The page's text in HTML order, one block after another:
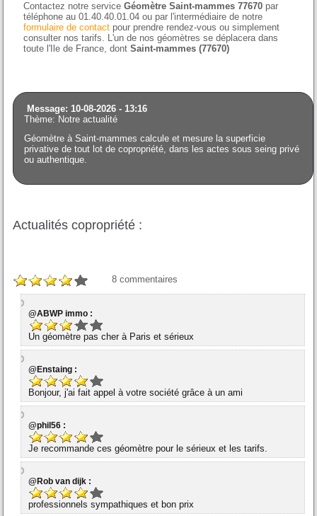
Contactez notre serviceGéomètre Saint-mammes 77670 par
téléphone au 01.40.40.01.04 ou par l'intermédiaire de notre
formulaire de contact pour prendre rendez-vous ou simplement
consulter nos tarifs. L'un de nos géomètres se déplacera dans
toute l'Ile de France, dontSaint-mammes (77670)
Message: 10-08-2026 - 13:16
Thème: Notre actualité
Géomètre à Saint-mammes calcule et mesure la superficie
privative de tout lot de copropriété, dans les actes sous seing privé
ou authentique.
Actualités copropriété :
8 commentaires
@ABWP immo :
Un géomètre pas cher à Paris et sérieux
@Enstaing :
Bonjour, j'ai fait appel à votre société grâce à un ami
@phil56 :
Je recommande ces géomètre pour le sérieux et les tarifs.
@Rob van dijk :
professionnels sympathiques et bon prix